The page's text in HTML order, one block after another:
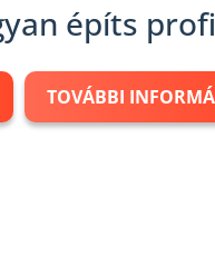
építs
TOVÁBBI